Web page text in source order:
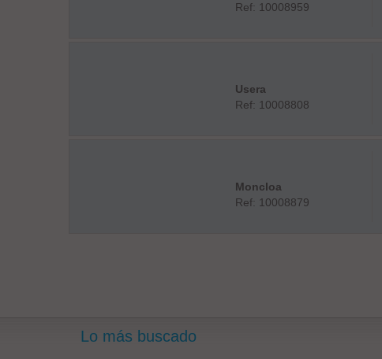
Ref: 10008959
Usera
Ref: 10008808
Moncloa
Ref: 10008879
Lo más buscado